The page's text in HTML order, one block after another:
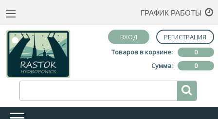
ГРАФИК РАБОТЫ
ВХОД
РЕГИСТРАЦИЯ
Товаров в корзине:
0
Сумма:
0